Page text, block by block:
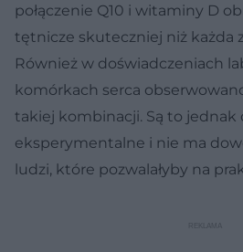
połączenie Q10 i witaminy D
tętnicze skuteczniej niż każda
Również w doświadczeniach
komórkach serca
takiej kombinacji. Są to jednak
eksperymentalne i nie ma
ludzi, które pozwalałyby na